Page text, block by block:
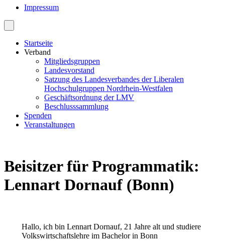
Impressum
Startseite
Verband
Mitgliedsgruppen
Landesvorstand
Satzung des Landesverbandes der Liberalen
Hochschulgruppen Nordrhein-Westfalen
Geschäftsordnung der LMV
Beschlusssammlung
Spenden
Veranstaltungen
Beisitzer für Programmatik:
Lennart Dornauf (Bonn)
Hallo, ich bin Lennart Dornauf, 21 Jahre alt und studiere
Volkswirtschaftslehre im Bachelor in Bonn